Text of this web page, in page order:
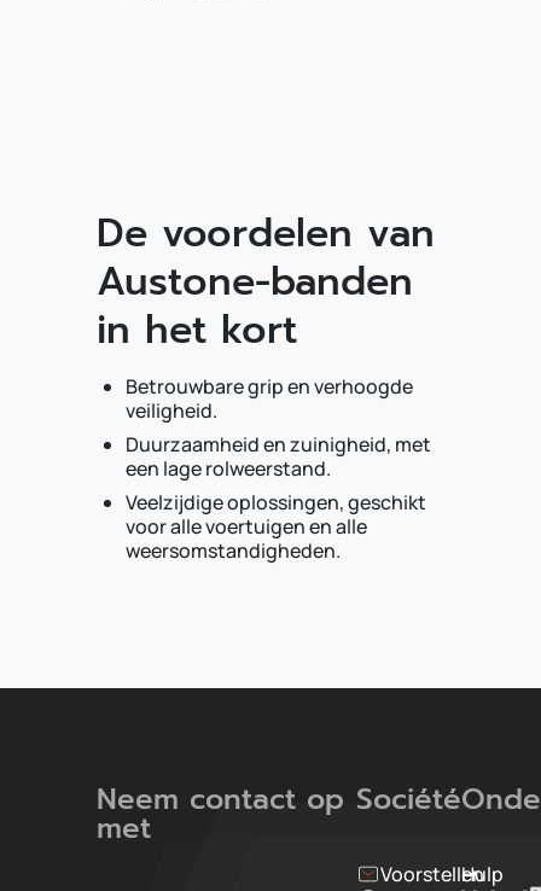
De voordelen van
Austone-banden
in het kort
Betrouwbare grip en verhoogde
veiligheid.
Duurzaamheid en zuinigheid, met
een lage rolweerstand.
Veelzijdige oplossingen, geschikt
voor alle voertuigen en alle
weersomstandigheden.
Neem contact op
met
Société
VoorstellenHulp